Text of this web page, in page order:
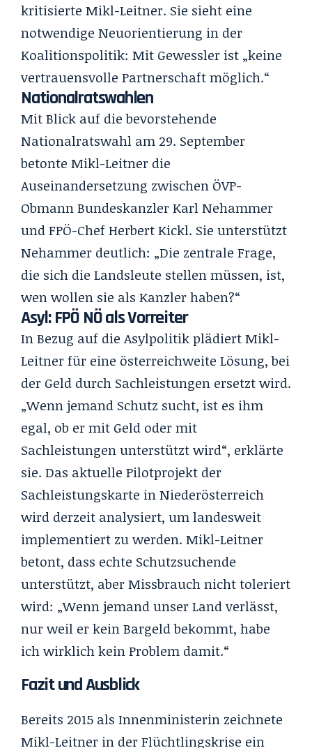
kritisierte Mikl-Leitner. Sie sieht eine
notwendige Neuorientierung in der
Koalitionspolitik: Mit Gewessler ist „keine
vertrauensvolle Partnerschaft möglich.“
Nationalratswahlen
Mit Blick auf die bevorstehende
Nationalratswahl am 29. September
betonte Mikl-Leitner die
Auseinandersetzung zwischen ÖVP-
Obmann Bundeskanzler Karl Nehammer
und FPÖ-Chef Herbert Kickl. Sie unterstützt
Nehammer deutlich: „Die zentrale Frage,
die sich die Landsleute stellen müssen, ist,
wen wollen sie als Kanzler haben?“
Asyl: FPÖ NÖ als Vorreiter
In Bezug auf die Asylpolitik plädiert Mikl-
Leitner für eine österreichweite Lösung, bei
der Geld durch Sachleistungen ersetzt wird.
„Wenn jemand Schutz sucht, ist es ihm
egal, ob er mit Geld oder mit
Sachleistungen unterstützt wird“, erklärte
sie. Das aktuelle Pilotprojekt der
Sachleistungskarte in Niederösterreich
wird derzeit analysiert, um landesweit
implementiert zu werden. Mikl-Leitner
betont, dass echte Schutzsuchende
unterstützt, aber Missbrauch nicht toleriert
wird: „Wenn jemand unser Land verlässt,
nur weil er kein Bargeld bekommt, habe
ich wirklich kein Problem damit.“
Fazit und Ausblick
Bereits 2015 als Innenministerin zeichnete
Mikl-Leitner in der Flüchtlingskrise ein